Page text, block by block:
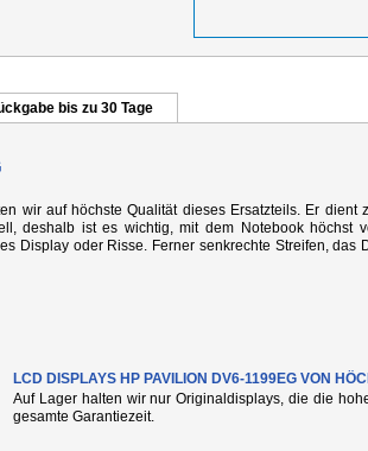
bis zu 30 Tage
wir auf höchste Qualität dieses Ersatzteils. Er dient
deshalb ist es wichtig, mit dem Notebook höchst
Display oder Risse. Ferner senkrechte Streifen, das
LCD DISPLAYS HP PAVILION DV6-1199EG VON
Auf Lager halten wir nur Originaldisplays, die die
gesamte Garantiezeit.